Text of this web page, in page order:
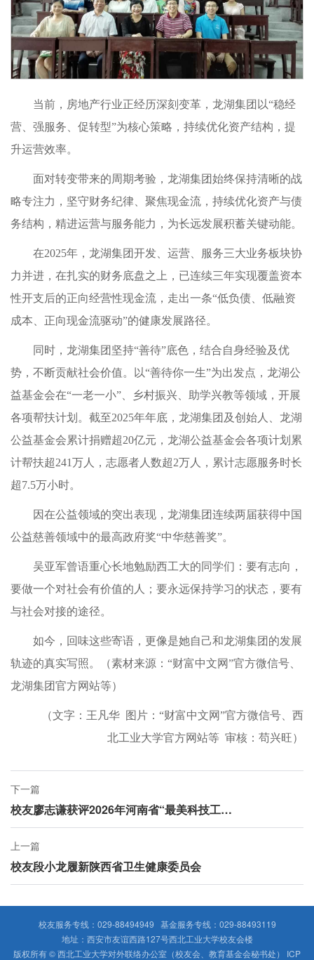
当前，房地产行业正经历深刻变革，龙湖集团以“稳经
营、强服务、促转型”为核心策略，持续优化资产结构，提
升运营效率。
面对转变带来的周期考验，龙湖集团始终保持清晰的战
略专注力，坚守财务纪律、聚焦现金流，持续优化资产与债
务结构，精进运营与服务能力，为长远发展积蓄关键动能。
在2025年，龙湖集团开发、运营、服务三大业务板块协
力并进，在扎实的财务底盘之上，已连续三年实现覆盖资本
性开支后的正向经营性现金流，走出一条“低负债、低融资
成本、正向现金流驱动”的健康发展路径。
同时，龙湖集团坚持“善待”底色，结合自身经验及优
势，不断贡献社会价值。以“善待你一生”为出发点，龙湖公
益基金会在“一老一小”、乡村振兴、助学兴教等领域，开展
各项帮扶计划。截至2025年年底，龙湖集团及创始人、龙湖
公益基金会累计捐赠超20亿元，龙湖公益基金会各项计划累
计帮扶超241万人，志愿者人数超2万人，累计志愿服务时长
超7.5万小时。
因在公益领域的突出表现，龙湖集团连续两届获得中国
公益慈善领域中的最高政府奖“中华慈善奖”。
吴亚军曾语重心长地勉励西工大的同学们：要有志向，
要做一个对社会有价值的人；要永远保持学习的状态，要有
与社会对接的途径。
如今，回味这些寄语，更像是她自己和龙湖集团的发展
轨迹的真实写照。（素材来源：“财富中文网”官方微信号、
龙湖集团官方网站等）
（文字：王凡华 图片：“财富中文网”官方微信号、西
北工业大学官方网站等 审核：苟兴旺）
下一篇
校友廖志谦获评2026年河南省“最美科技工作者”
上一篇
校友段小龙履新陕西省卫生健康委员会
校友服务专线：029-88494949 基金服务专线：029-88493119
地址：西安市友谊西路127号西北工业大学校友会楼
版权所有 © 西北工业大学对外联络办公室（校友会、教育基金会秘书处） ICP